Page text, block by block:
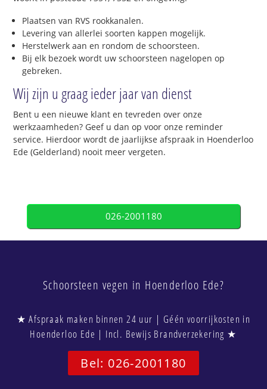
Plaatsen van RVS rookkanalen.
Levering van allerlei soorten kappen mogelijk.
Herstelwerk aan en rondom de schoorsteen.
Bij elk bezoek wordt uw schoorsteen nagelopen op
gebreken.
Wij zijn u graag ieder jaar van dienst
Bent u een nieuwe klant en tevreden over onze
werkzaamheden? Geef u dan op voor onze reminder
service. Hierdoor wordt de jaarlijkse afspraak in Hoenderloo
Ede (Gelderland) nooit meer vergeten.
026-2001180
Schoorsteen vegen in Hoenderloo Ede?
★ Afspraak maken binnen 24 uur | Géén voorrijkosten in
Hoenderloo Ede | Incl. Bewijs Brandverzekering ★
Bel: 026-2001180